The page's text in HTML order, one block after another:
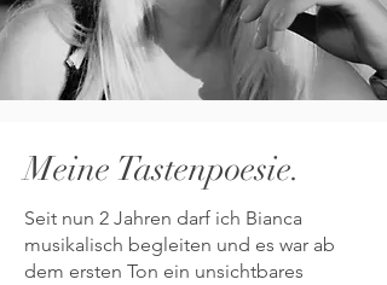
Meine Tastenpoesie.
Seit nun 2 Jahren darf ich Bianca
musikalisch begleiten und es war ab
dem ersten Ton ein unsichtbares